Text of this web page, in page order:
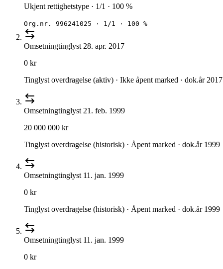
Ukjent rettighetstype · 1/1 · 100 %
Org.nr. 996241025 · 1/1 · 100 %
Omsetningtinglyst 28. apr. 2017
0 kr
Tinglyst overdragelse (aktiv) · Ikke åpent marked · dok.år 2017
Omsetningtinglyst 21. feb. 1999
20 000 000 kr
Tinglyst overdragelse (historisk) · Åpent marked · dok.år 1999
Omsetningtinglyst 11. jan. 1999
0 kr
Tinglyst overdragelse (historisk) · Åpent marked · dok.år 1999
Omsetningtinglyst 11. jan. 1999
0 kr